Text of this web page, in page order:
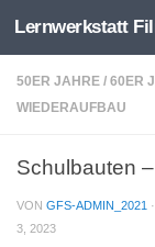
Zum Inhalt
Lernwerkstatt
50ER JAHRE / 60ER
WIEDERAUFBAU
Schulbauten
VON GFS-ADMIN_2021
3, 2023